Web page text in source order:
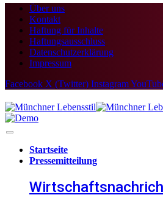
Über uns
Kontakt
Haftung für Inhalte
Haftungsausschluss
Datenschutzerklärung
Impressum
Facebook X (Twitter) Instagram
Startseite
Pressemitteilung